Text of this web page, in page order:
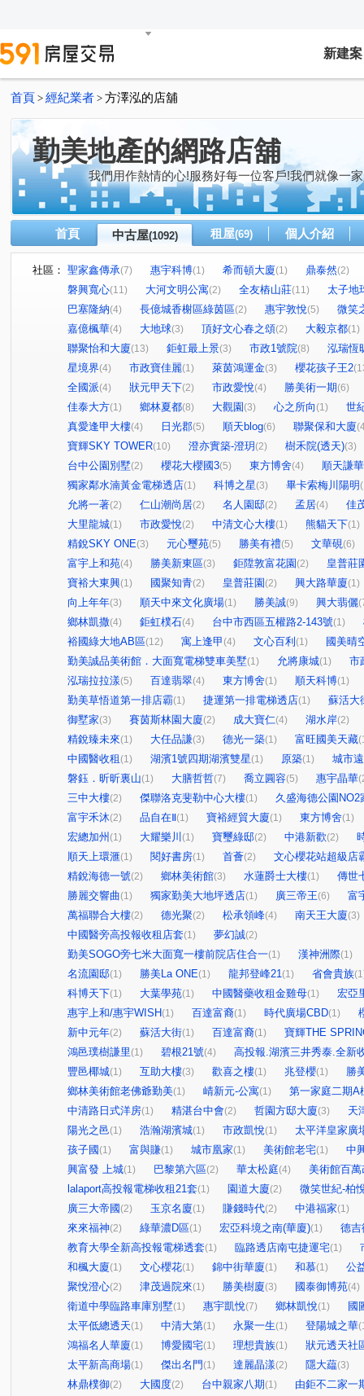
新建案
首頁 > 經紀業者 > 方澤泓的店舖
勤美地產的網路店舖
我們用作熱情的心!服務好每一位客戶!我們就像一
首頁 中古屋(1092) 租屋(69) 個人介紹
社區： 聖家鑫傳承(7) 惠宇科博(1) 希而頓大廈(1) 鼎泰然(2)
磐興寬心(11) 大河文明公寓(2) 全友樁山莊(11)
太子地
巴塞隆納(4) 長億城香榭區綠茵區(2) 惠宇敦悅(5)
微笑
嘉億楓華(4) 大地球(3) 頂好文心春之頌(2) 大毅京都(1)
聯聚怡和大廈(13) 鉅虹最上景(3) 市政1號院(8)
泓瑞恆
星境界(4) 市政寶佳麗(1) 萊茵鴻運金(3) 櫻花孩子王2
全國派(4) 狀元甲天下(2) 市政愛悅(4) 勝美術一期(6)
佳泰大方(1) 鄉林夏都(8) 大觀園 (3) 心之所向 (1)
世
真愛逢甲大樓(4) 日光郡(5) 順天blog(6) 聯聚保和大廈
寶輝SKY TOWER(10) 澄亦實築-澄玥 (2) 樹禾院(透天)(3)
台中公園別墅(2) 櫻花大櫻國3(5) 東方博舍(4)
順天謙華
獨家鄰水湳黃金電梯透店(1) 科博之星(3) 畢卡索梅川陽明
允將一著(2) 仁山潮尚居(2) 名人園邸(2) 孟居(4)
佳
大里龍城(1) 市政愛悅(2) 中清文心大樓(1) 熊貓天下(1)
精銳SKY ONE(3) 元心璽苑(5) 勝美有禮(5) 文華硯(6)
富宇上和苑(4) 勝美新東區(3) 鉅陞敦富花園 (2)
皇普莊
寶裕大東興(1) 國聚知青(2) 皇普莊園 (2) 興大路華廈(1)
向上年年(3) 順天中來文化廣場(1) 勝美誠(9) 興大翡儷
鄉林凱撒(4) 鉅虹樸石(4) 台中市西區五權路2-143號(1)
裕國綠大地AB區(12) 寓上逢甲 (4) 文心百利 (1)
國美晴
勤美誠品美術館．大面寬電梯雙車美墅(1) 允將康城(1)
市
泓瑞拉拉漾(5) 百達翡翠(4) 東方博舍(1) 順天科博(1)
勤美草悟道第一排店霸(1) 捷運第一排電梯透店(1)
蘇活大
御墅家(3) 賽茵斯林園大廈(2) 成大寶仁(4) 湖水岸(2)
精銳臻未來(1) 大任品謙(3) 德光一築(1) 富旺國美天藏
中國醫收租 (1) 湖濱1號四期湖濱雙星(1) 原築(1)
城市
磐鈺．昕昕裏山(1) 大膳哲哲(7) 喬立圓容(5) 惠宇晶華
三中大樓(2) 傑聯洛克斐勒中心大樓(1)
久盛海德公園NO2
富宇禾沐(2) 品自在Ⅱ(1) 寶裕經貿大廈(1) 東方博舍(1)
宏總加州 (1) 大耀樂川 (1) 寶璽綠邸(2) 中港新歡(2)
順天上環滙(1) 閱好書房(1) 首薈(2)
文心櫻花站超級店
精銳海德一號(2) 鄉林美術館(3) 水蓮爵士大樓(1)
傳世
勝麗交響曲(1) 獨家勤美大地坪透店(1) 廣三帝王(6)
富
萬福聯合大樓(2) 德光聚(2) 松承領峰(4) 南天王大廈(3)
中國醫旁高投報收租店套(1) 夢幻誠(2)
勤美SOGO旁七米大面寬一樓前院店住合一(1) 漢神洲際(1)
名流園邸(1) 勝美La ONE(1) 龍邦登峰21(1) 省會貴族
科博天下(1) 大葉學苑(1) 中國醫藥收租金雞母(1)
宏亞
惠宇上和/惠宇WISH(1) 百達富裔(1) 時代廣場CBD(1)
新中元年(2) 蘇活大街(1) 百達富裔(1)
寶輝THE
鴻邑璞樹謙里(1) 碧根21號(4)
高投報.湖濱三井秀泰.全新
豐邑椰城(1) 互助大樓(3) 歡喜之樓(1) 兆登櫻(1)
勝
鄉林美術館老佛爺勤美(1) 崝新元-公寓(1)
第一家庭二期A
中清路日式洋房(1) 精湛台中會(2) 哲園方邸大廈(3)
天
陽光之邑(1) 浩瀚湖濱城(1) 市政凱悅(1)
太平洋皇家廣
孩子國 (1) 富與賺(1) 城市凰家(1) 美術館老宅(1)
中
興富發 上城(1) 巴黎第六區(2) 華太松庭(4)
美術館百
lalaport高投報電梯收租21套(1) 園道大廈(2)
微笑世紀-柏
廣三大帝國 (2) 玉京名廈(1) 賺錢時代(2) 中港福家(1)
來來福神(2) 綠華濃D區(1) 宏亞科境之南(華廈)(1)
德吉
教育大學全新高投報電梯透套(1) 臨路透店南屯捷運宅(1)
和楓大廈(1) 文心櫻花(1) 錦中街華廈(1) 和慕(1)
公
聚悅澄心(2) 津茂過院來(1) 勝美樹廈(3) 國泰御博苑(4)
衛道中學臨路車庫別墅(1) 惠宇凱悅(7) 鄉林凱悅(1)
國
太平低總透天(1) 中清大第(1) 永聚一生(1) 登陽城之華
鴻福名人華廈(1) 博愛國宅(1) 理想貴族(1)
狀元透天社
太平新高商場(1) 傑出名門 (1) 達麗晶漾(2) 隱大藴(3)
林鼎樸御(2) 大國度(2) 台中親家八期(1)
由鉅不二家一